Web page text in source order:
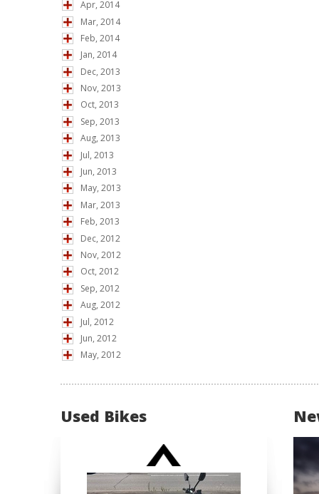
Apr, 2014
Mar, 2014
Feb, 2014
Jan, 2014
Dec, 2013
Nov, 2013
Oct, 2013
Sep, 2013
Aug, 2013
Jul, 2013
Jun, 2013
May, 2013
Mar, 2013
Feb, 2013
Dec, 2012
Nov, 2012
Oct, 2012
Sep, 2012
Aug, 2012
Jul, 2012
Jun, 2012
May, 2012
Used Bikes